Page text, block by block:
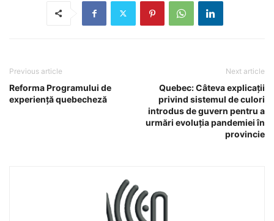
Previous article
Reforma Programului de
experiență quebecheză
Next article
Quebec: Câteva explicații
privind sistemul de culori
introdus de guvern pentru a
urmări evoluția pandemiei în
provincie